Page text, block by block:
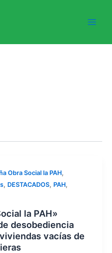
Obra Social la PAH,
, DESTACADOS, PAH,
la PAH»
desobediencia
vacías de